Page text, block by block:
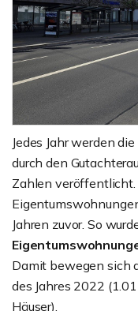
Jedes Jahr werden
durch den
Zahlen veröffentlicht.
Jahren zuvor. So
Damit bewegen sich
des Jahres 2022
Häuser).